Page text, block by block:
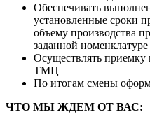
Обеспечивать
установленные сроки
объему производства
заданной
Осуществлять приемку
ТМЦ
По итогам смены
ЧТО МЫ ЖДЕМ ОТ ВАС: